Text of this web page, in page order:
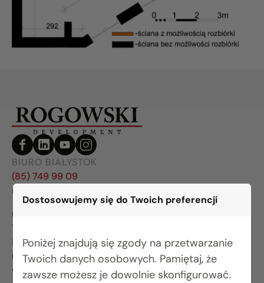
Dostosowujemy się do Twoich preferencji
Poniżej znajdują się zgody na przetwarzanie
Twoich danych osobowych. Pamiętaj, że
zawsze możesz je dowolnie skonfigurować.
BIURO BIAŁYSTOK
(85) 749 99 09
mieszkania@rogowskidevelopment.pl
ul. Legionowa 28 lok. 202
15-281 Białystok
BIURO WARSZAWA
(22) 642 03 55
warszawa@rogowskidevelopment.pl